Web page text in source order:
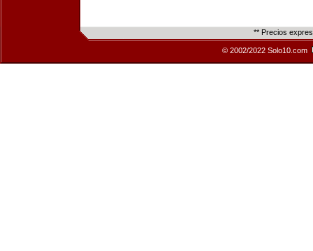
** Precios
© 2002/2022 Solo10.com